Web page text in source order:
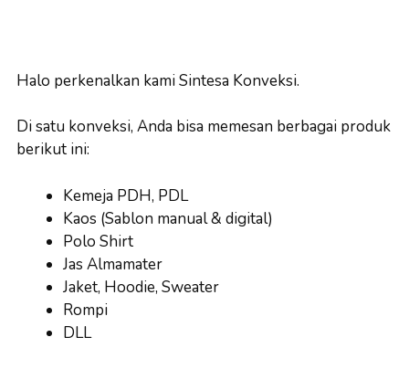
Halo perkenalkan kami Sintesa Konveksi.
Di satu konveksi, Anda bisa memesan berbagai produk
berikut ini:
Kemeja PDH, PDL
Kaos (Sablon manual & digital)
Polo Shirt
Jas Almamater
Jaket, Hoodie, Sweater
Rompi
DLL